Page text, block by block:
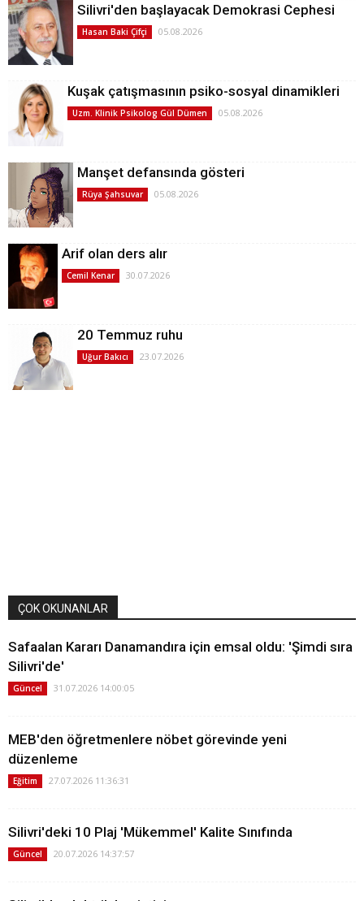
Silivri'den başlayacak Demokrasi Cephesi
Hasan Baki Çifçi 05.08.2026
Kuşak çatışmasının psiko-sosyal dinamikleri
Uzm. Klinik Psikolog Gül Dümen 05.08.2026
Manşet defansında gösteri
Rüya Şahsuvar 05.08.2026
Arif olan ders alır
Cemil Kenar 30.07.2026
20 Temmuz ruhu
Uğur Bakıcı 23.07.2026
ÇOK OKUNANLAR
Safaalan Kararı Danamandıra için emsal oldu: 'Şimdi sıra
Silivri'de'
Güncel 31.07.2026 14:00:05
MEB'den öğretmenlere nöbet görevinde yeni
düzenleme
Eğitim 27.07.2026 11:36:31
Silivri'deki 10 Plaj 'Mükemmel' Kalite Sınıfında
Güncel 20.07.2026 14:37:57